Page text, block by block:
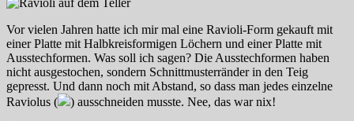
Vor vielen Jahren hatte ich mir mal eine Ravioli-Form gekauft mit
einer Platte mit Halbkreisformigen Löchern und einer Platte mit
Ausstechformen. Was soll ich sagen? Die Ausstechformen haben
nicht ausgestochen, sondern Schnittmusterränder in den Teig
gepresst. Und dann noch mit Abstand, so dass man jedes einzelne
Raviolus (
) ausschneiden musste. Nee, das war nix!